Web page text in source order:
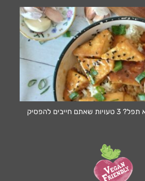
למה הטופו שלכם יוצא תפל? 3 טעויות שאתם חייבים להפסיק